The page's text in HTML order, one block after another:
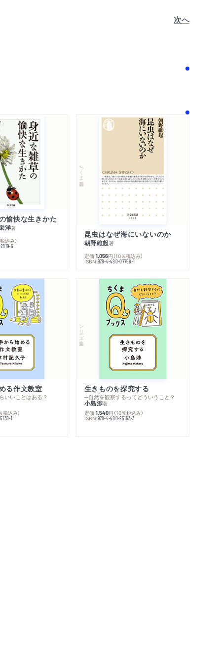
次へ
愉快な生きかた
洋著
込み）
6
ちくま新書
昆虫はなぜ海にいないのか
朝野維起著
定価:1,056円 （10％税込み）
ISBN:978-4-480-07756-1
る作文教室
いいことはある？
税込み）
1
シリーズ・全集
生きものを探究する
─自然を観察するってどういうこと？
小島渉著
定価:1,540円 （10％税込み）
ISBN:978-4-480-25163-3